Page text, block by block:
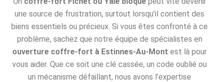
une source de frustration, surtout lorsqu’il contient des
biens essentiels ou précieux. Si vous êtes confronté à ce
problème, sachez que notre équipe de spécialistes en
ouverture coffre-fort à Estinnes-Au-Mont est là pour
vous aider. Que ce soit une clé cassée, un code oublié ou
un mécanisme défaillant, nous avons l’expertise